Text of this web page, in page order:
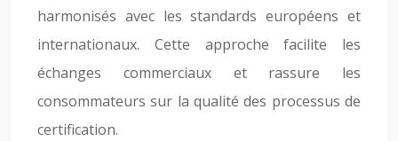
harmonisés avec les standards européens et
internationaux. Cette approche facilite les
échanges commerciaux et rassure les
consommateurs sur la qualité des processus de
certification.